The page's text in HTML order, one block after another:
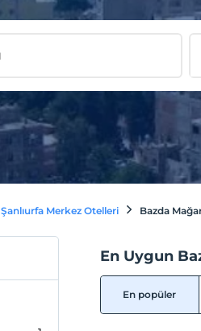
Şanlıurfa Merkez Otelleri Bazda
En Uygun
En popüler